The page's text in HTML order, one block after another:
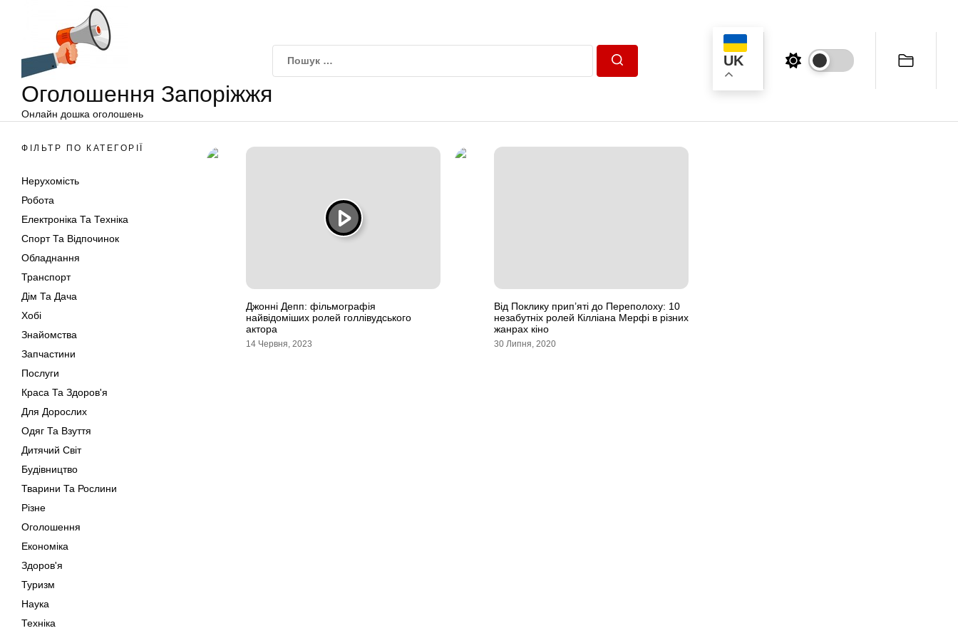
Оголошення Запоріжжя
Онлайн дошка оголошень
UK
ФІЛЬТР ПО КАТЕГОРІЇ
Нерухомість
Робота
Електроніка Та Техніка
Спорт Та Відпочинок
Обладнання
Транспорт
Дім Та Дача
Хобі
Знайомства
Запчастини
Послуги
Краса Та Здоров'я
Для Дорослих
Одяг Та Взуття
Дитячий Світ
Будівництво
Тварини Та Рослини
Різне
Оголошення
Економіка
Здоров'я
Туризм
Наука
Техніка
Джонні Депп: фільмографія
найвідоміших ролей голлівудського
актора
14 Червня, 2023
Від Поклику прип’яті до Переполоху: 10
незабутніх ролей Кілліана Мерфі в різних
жанрах кіно
30 Липня, 2020